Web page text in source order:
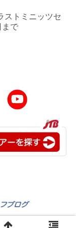
ストミニッツセ
まで